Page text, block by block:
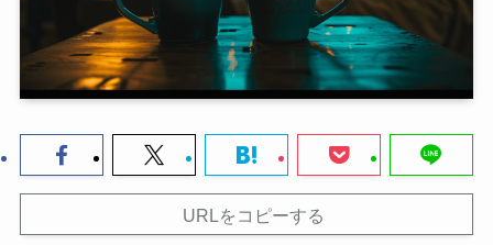
URLをコピーする